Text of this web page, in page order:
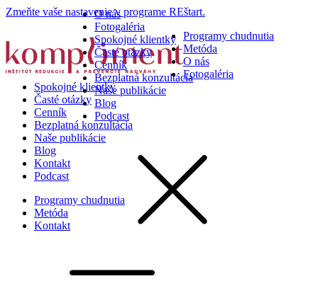
Zmeňte vaše nastavenie v programe REštart.
Programy chudnutia
Metóda
O nás
Fotogaléria
Spokojné klientky
Časté otázky
Cenník
Bezplatná konzultácia
Naše publikácie
Blog
Kontakt
Podcast
Programy chudnutia
Metóda
Kontakt
O nás
Fotogaléria
Spokojné klientky
Časté otázky
Cenník
Bezplatná konzultácia
Naše publikácie
Blog
Podcast